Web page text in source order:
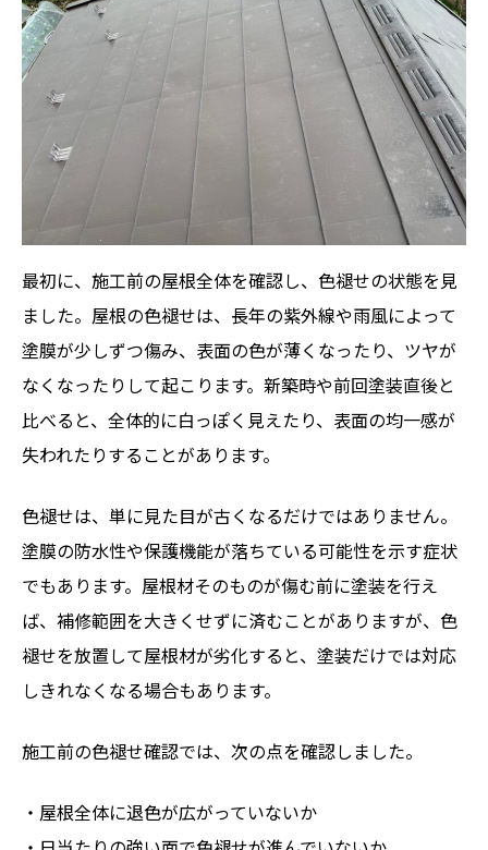
最初に、施工前の屋根全体を確認し、色褪せの状態を見
ました。屋根の色褪せは、長年の紫外線や雨風によって
塗膜が少しずつ傷み、表面の色が薄くなったり、ツヤが
なくなったりして起こります。新築時や前回塗装直後と
比べると、全体的に白っぽく見えたり、表面の均一感が
失われたりすることがあります。
色褪せは、単に見た目が古くなるだけではありません。
塗膜の防水性や保護機能が落ちている可能性を示す症状
でもあります。屋根材そのものが傷む前に塗装を行え
ば、補修範囲を大きくせずに済むことがありますが、色
褪せを放置して屋根材が劣化すると、塗装だけでは対応
しきれなくなる場合もあります。
施工前の色褪せ確認では、次の点を確認しました。
・屋根全体に退色が広がっていないか